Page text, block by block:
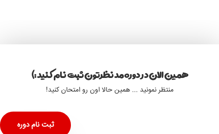
همین الان در دوره مد نظرتون ثبت نام کنید :)
منتظر نمونید ... همین حالا اون رو امتحان کنید!
ثبت نام دوره